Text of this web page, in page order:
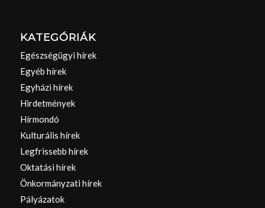
KATEGÓRIÁK
Egészségügyi hírek
Egyéb hírek
Egyházi hírek
Hirdetmények
Hírmondó
Kulturális hírek
Legfrissebb hírek
Oktatási hírek
Önkormányzati hírek
Pályázatok